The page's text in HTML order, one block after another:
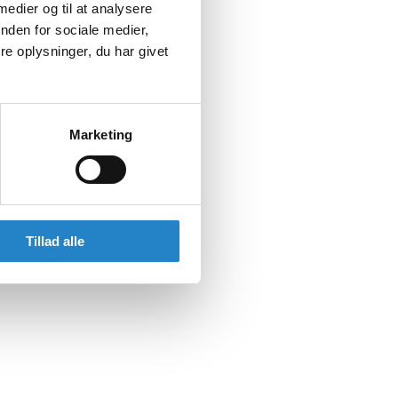
og til at analysere
for sociale medier,
oplysninger, du har givet
Marketing
Tillad alle